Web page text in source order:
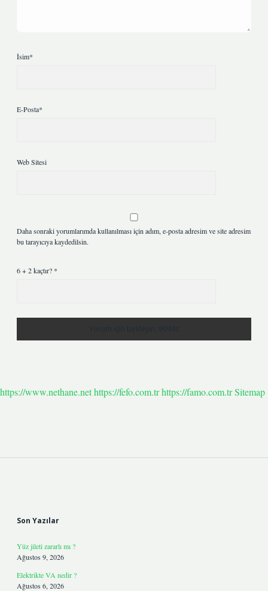
İsim*
E-Posta*
Web Sitesi
Daha sonraki yorumlarımda kullanılması için adım, e-posta adresim ve site adresim
bu tarayıcıya kaydedilsin.
6 + 2 kaçtır? *
https://www.nethane.nethttps://fefo.com.trhttps://famo.com.trSitemap
Son Yazılar
Yüz jileti zararlı mı ?
Ağustos 9, 2026
Elektrikte VA nedir ?
Ağustos 6, 2026